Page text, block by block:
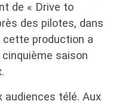
de « Drive to
des pilotes, dans
cette production a
saison
audiences télé. Aux